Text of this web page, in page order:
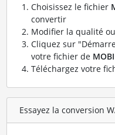
Choisissez le fichier
convertir
Modifier la qualité
Cliquez sur
votre fichier de
Téléchargez votre
Essayez la conversion